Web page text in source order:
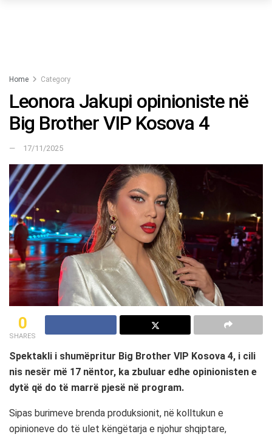
Home Category
Leonora Jakupi opinioniste në
Big Brother VIP Kosova 4
17/11/2025
0
SHARES
Spektakli i shumëpritur Big Brother VIP Kosova 4, i cili
nis nesër më 17 nëntor, ka zbuluar edhe opinionisten e
dytë që do të marrë pjesë në program.
Sipas burimeve brenda produksionit, në kolltukun e
opinioneve do të ulet këngëtarja e njohur shqiptare,